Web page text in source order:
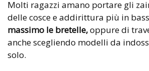
Molti ragazzi amano portare gli
delle cosce e addirittura più in
massimo le bretelle,oppure di
anche scegliendo modelli da
solo.